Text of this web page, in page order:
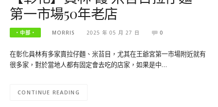
第一市場50年老店
‧中部‧ MORRIS 2025 年 05 月 27 日 0
在彰化員林有多家賣拉仔麵、米苔目，尤其在王爺宮第一市場附近就有
很多家，對於當地人都有固定會去吃的店家，如果是中…
CONTINUE READING